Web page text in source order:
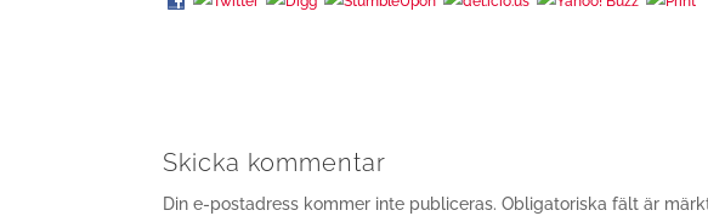
Skicka kommentar
Din e-postadress kommer inte publiceras. Obligatoriska fält är